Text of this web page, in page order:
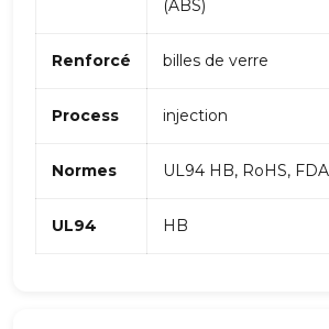
(ABS)
Renforcé billes de verre
Process injection
Normes UL94 HB, RoHS, FDA
UL94 HB